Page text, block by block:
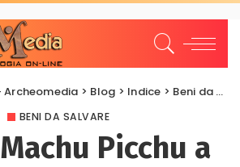
> Blog > Indice > Beni da salvare
BENI DA SALVARE
Machu Picchu a